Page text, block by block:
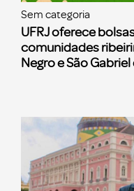
Sem categoria
UFRJ oferece
comunidades
Negro e São